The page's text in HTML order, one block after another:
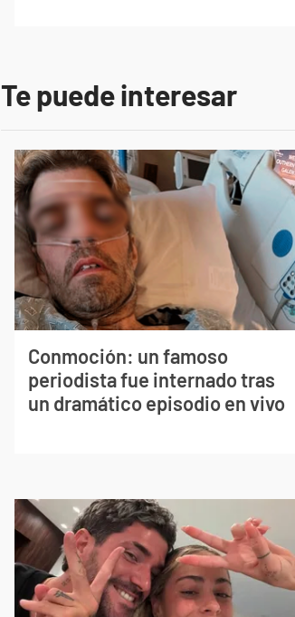
Te puede interesar
Conmoción: un famoso
periodista fue internado tras
un dramático episodio en vivo